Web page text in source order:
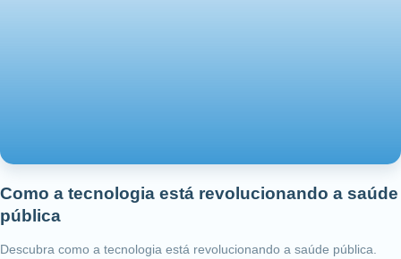
Como a tecnologia está revolucionando a saúde
pública
Descubra como a tecnologia está revolucionando a saúde pública.